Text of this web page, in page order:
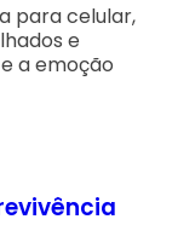
para celular,
e
a emoção